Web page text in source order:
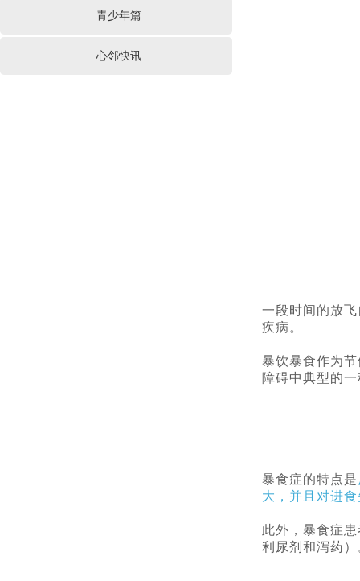
一段时间的放
疾病。
暴饮暴食作为
障碍中典型的
暴食症的特点是
大，并且对进
此外，暴食症
利尿剂和泻药
青少年篇
心邻快讯